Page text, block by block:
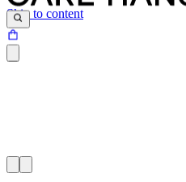
Skip to content